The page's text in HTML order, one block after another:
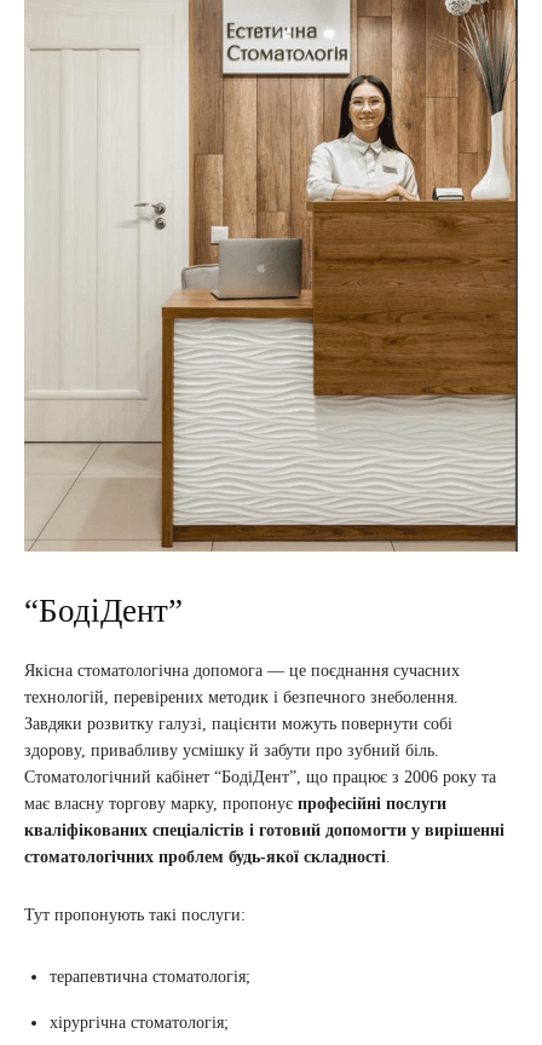
“БодіДент”
Якісна стоматологічна допомога — це поєднання сучасних
технологій, перевірених методик і безпечного знеболення.
Завдяки розвитку галузі, пацієнти можуть повернути собі
здорову, привабливу усмішку й забути про зубний біль.
Стоматологічний кабінет “БодіДент”, що працює з 2006 року та
має власну торгову марку, пропонує професійні послуги
кваліфікованих спеціалістів і готовий допомогти у вирішенні
стоматологічних проблем будь-якої складності.
Тут пропонують такі послуги:
терапевтична стоматологія;
хірургічна стоматологія;